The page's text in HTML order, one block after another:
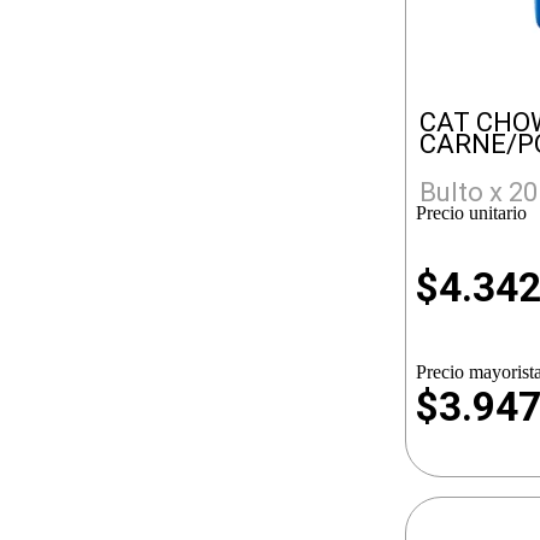
CAT
CARNE/
Bulto x
Precio unitario
$4.342
Precio
$3.947